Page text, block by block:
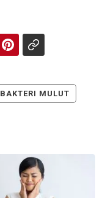
BAKTERI MULUT